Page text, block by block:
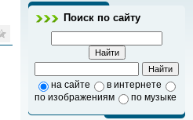
Поиск по сайту
на сайте
в интернете
по изображениям
по музыке